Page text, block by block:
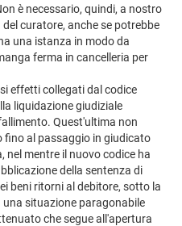
è necessario, quindi, a nostro
curatore, anche se potrebbe
una istanza in modo da
ferma in cancelleria per
effetti collegati dal codice
liquidazione giudiziale
Quest'ultima non
fino al passaggio in giudicato
nel mentre il nuovo codice ha
della sentenza di
beni ritorni al debitore, sotto la
situazione paragonabile
che segue all'apertura